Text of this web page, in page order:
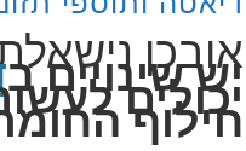
המדע
הגוף
המושלם.
אובכן
יש שינויים ב
יכולים
חילוף